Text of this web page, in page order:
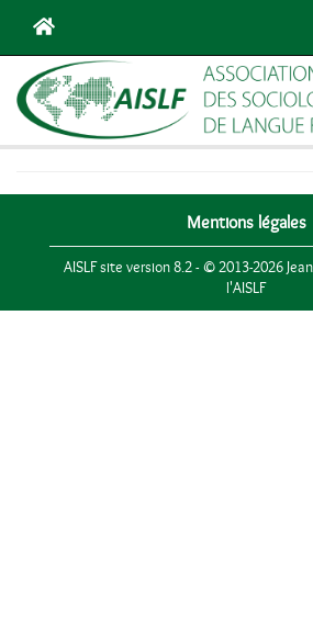
Mentions légales
AISLF site version 8.2 - © 2013-2026
l'AISLF